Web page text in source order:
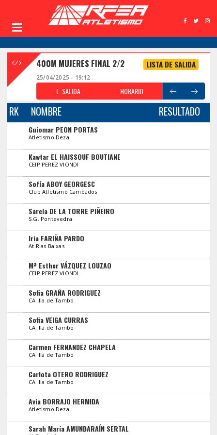
400M MUJERES FINAL 2/2 LISTA DE SALIDA
25/04/2025 - 19:12
L. SALIDA HORARIO
RK NOMBRE RESULTADO
Guiomar PEON PORTAS
Atletismo Deza
Kawtar EL HAISSOUF BOUTIANE
CEIP PEREZ VIONDI
Sofía ABOY GEORGESC
Club Atletismo Cambados
Sarela DE LA TORRE PIÑEIRO
S.G. Pontevedra
Iria FARIÑA PARDO
At Rias Baixas
Mª Esther VÁZQUEZ LOUZAO
CEIP PEREZ VIONDI
Sofia GRAÑA RODRIGUEZ
CA Illa de Tambo
Sofia VEIGA CURRAS
CA Illa de Tambo
Carmen FERNANDEZ CHAPELA
CA Illa de Tambo
Carlota OTERO RODRIGUEZ
CA Illa de Tambo
Avia BORRAJO HERMIDA
Atletismo Deza
Sarah María AMUNDARAÍN SERTAL